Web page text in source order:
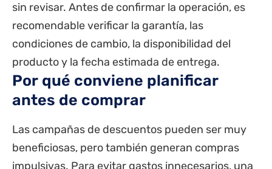
sin revisar. Antes de confirmar la operación, es
recomendable verificar la garantía, las
condiciones de cambio, la disponibilidad del
producto y la fecha estimada de entrega.
Por qué conviene planificar
antes de comprar
Las campañas de descuentos pueden ser muy
beneficiosas, pero también generan compras
impulsivas. Para evitar gastos innecesarios, una